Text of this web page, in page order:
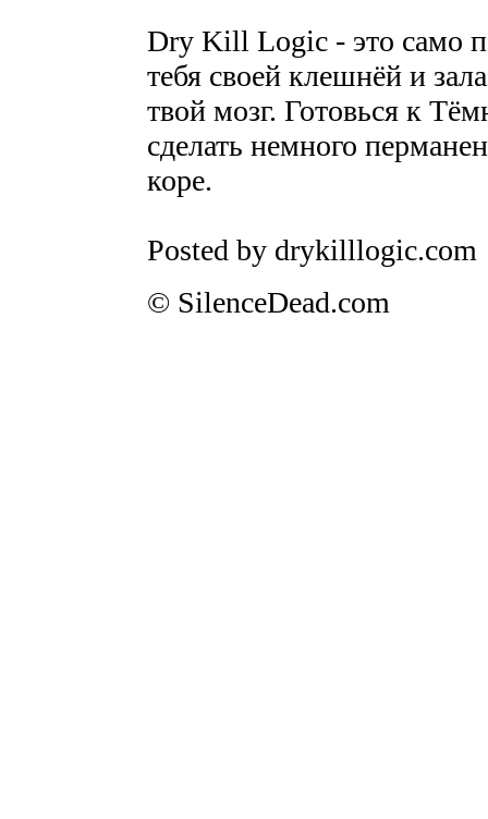
Dry Kill Logic - это само
тебя своей клешнёй и
твой мозг. Готовься к
сделать немного
коре.
Posted by drykilllogic.com
© SilenceDead.com